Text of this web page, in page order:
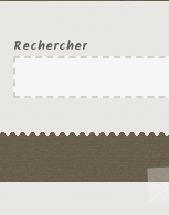
Rechercher